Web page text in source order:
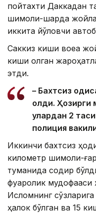
пойтахти Даккадан
шимоли-шарқда
иккита йўловчи
Саккиз киши воқеа
киши олган
этди.
– Бахтсиз
олди. Ҳозирги
улардан 2
полиция
Иккинчи бахтсиз
километр шимоли-
туманида содир
фуқаролик
Исломнинг
ҳалок бўлган ва 15